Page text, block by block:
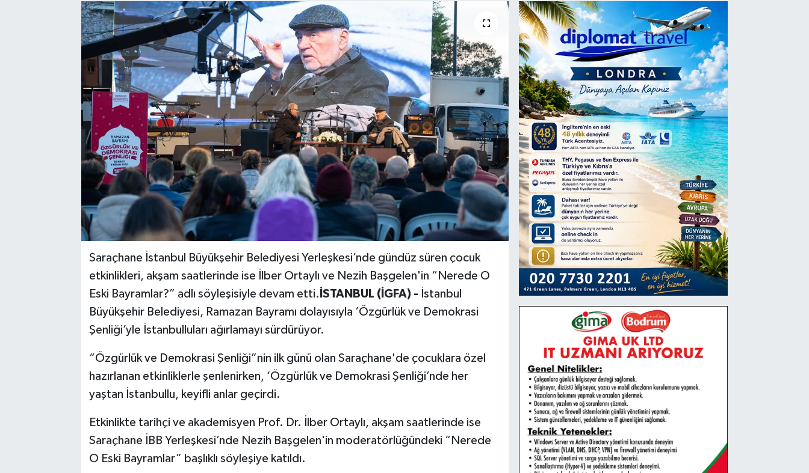
Saraçhane İstanbul Büyükşehir Belediyesi Yerleşkesi’nde gündüz süren çocuk
etkinlikleri, akşam saatlerinde ise İlber Ortaylı ve Nezih Başgelen'in “Nerede O
Eski Bayramlar?” adlı söyleşisiyle devam etti. İSTANBUL (İGFA) - İstanbul
Büyükşehir Belediyesi, Ramazan Bayramı dolayısıyla ‘Özgürlük ve Demokrasi
Şenliği’yle İstanbulluları ağırlamayı sürdürüyor.
“Özgürlük ve Demokrasi Şenliği”nin ilk günü olan Saraçhane'de çocuklara özel
hazırlanan etkinliklerle şenlenirken, ‘Özgürlük ve Demokrasi Şenliği’nde her
yaştan İstanbullu, keyifli anlar geçirdi.
Etkinlikte tarihçi ve akademisyen Prof. Dr. İlber Ortaylı, akşam saatlerinde ise
Saraçhane İBB Yerleşkesi’nde Nezih Başgelen'in moderatörlüğündeki “Nerede
O Eski Bayramlar” başlıklı söyleşiye katıldı.